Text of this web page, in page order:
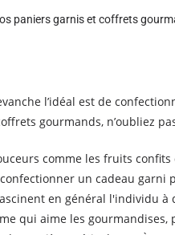
paniers garnis et coffrets
l’idéal est de
gourmands, n’oubliez
comme les fruits
un cadeau
en général l'individu
qui aime les